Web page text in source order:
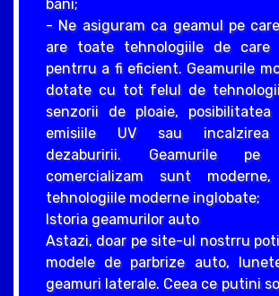
bani;
- Ne asiguram ca geamul pe
are toate tehnologiile de care
pentrru a fi eficient. Geamurile
dotate cu tot felul de
senzorii de ploaie,
emisiile UV sau incalzirea
dezaburirii. Geamurile
comercializam sunt
tehnologiile moderne inglobate;
Istoria geamurilor auto
Astazi, doar pe site-ul nostrru
modele de parbrize auto,
geamuri laterale. Ceea ce putini